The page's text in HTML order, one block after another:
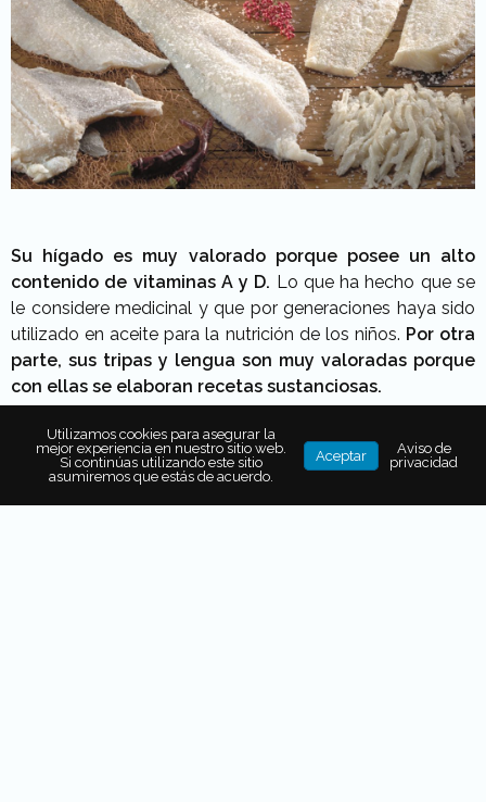
Su hígado es muy valorado porque posee un alto
contenido de vitaminas A y D. Lo que ha hecho que se
le considere medicinal y que por generaciones haya sido
utilizado en aceite para la nutrición de los niños. Por otra
parte, sus tripas y lengua son muy valoradas porque
con ellas se elaboran recetas sustanciosas.
El origen
Utilizamos cookies para asegurar la
mejor experiencia en nuestro sitio web.
Si continúas utilizando este sitio
asumiremos que estás de acuerdo.
Aceptar
Aviso de
privacidad